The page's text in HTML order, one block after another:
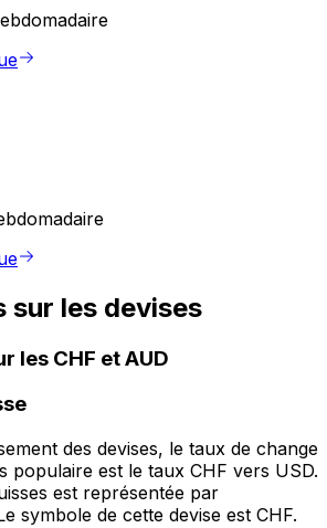
sur les devises
les CHF et AUD
des devises, le taux de change
populaire est le taux CHF vers USD.
est représentée par
symbole de cette devise est CHF.